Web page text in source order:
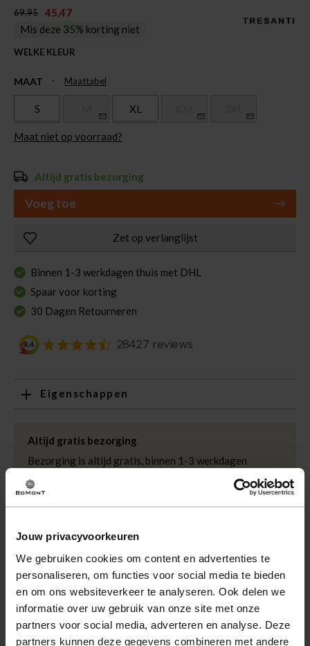
Jouw privacyvoorkeuren
We gebruiken cookies om content en advertenties te
personaliseren, om functies voor social media te bieden
en om ons websiteverkeer te analyseren. Ook delen we
informatie over uw gebruik van onze site met onze
partners voor social media, adverteren en analyse. Deze
partners kunnen deze gegevens combineren met andere
69,95
45,47
Mis deze 35% korting niet
WELKE KLEUR
MAAT Maattabel
S XL
Maat niet op voorraad?
Altijd gratis bezorging
Voeg toe
Zet op verlanglijst
Binnen 1-3 werkdagen thuis met DHL
Spaar voor korting
30 Dagen Retourneren
Eigenschappen
Leveranciersnummer
Categorie
T-shirts
Merk
Kleur
Altijd gratis bezorging
Bezorging is altijd gratis, binnen 1-3 werkdagen
thuisgeleverd met DHL.
Retourneren
slechts € 4,95 of op eigen kosten via PostNL. In de
Bomont winkels kunt u ook gratis retourneren.
iDeal, Riverty (Afterpay), creditcard of Paypal, kies zelf
één van de vele betaalopties.